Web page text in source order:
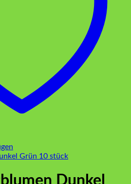
Dunkel